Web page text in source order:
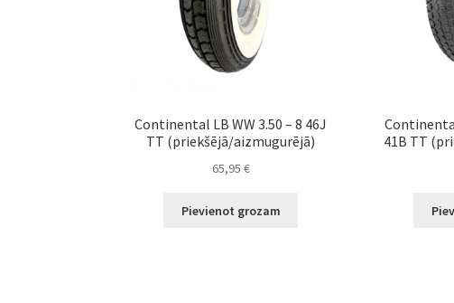
Continental LB WW 3.50 – 8 46J
TT (priekšējā/aizmugurējā)
65,95 €
Pievienot grozam
41B TT